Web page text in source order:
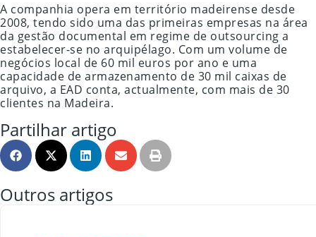
A companhia opera em território madeirense desde
2008, tendo sido uma das primeiras empresas na área
da gestão documental em regime de outsourcing a
estabelecer-se no arquipélago. Com um volume de
negócios local de 60 mil euros por ano e uma
capacidade de armazenamento de 30 mil caixas de
arquivo, a EAD conta, actualmente, com mais de 30
clientes na Madeira.
Partilhar artigo
Outros artigos